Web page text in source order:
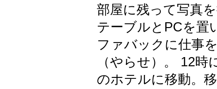
部屋に残って写真
テーブルとPCを置
ファバックに仕事
（やらせ）。 12
のホテルに移動。